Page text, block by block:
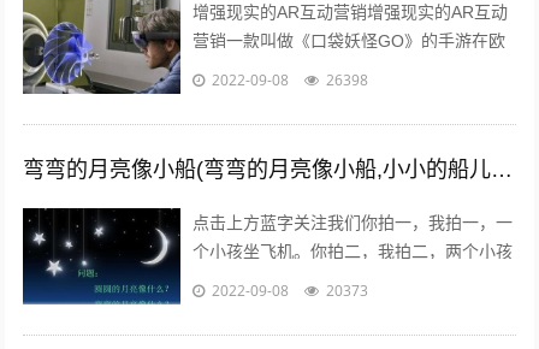
增强现实的AR互动营销增强现实的AR互动
营销一款叫做《口袋妖怪GO》的手游在欧
美火了，在还未上线的中国，
经...
2022-09-08 26398
弯弯的月亮像小船(弯弯的月亮像小船,小小的船儿两头尖)
点击上方蓝字关注我们你拍一，我拍一，一
个小孩坐飞机。你拍二，我拍二，两个小孩
丢手绢。你拍三，我拍三，三个小孩来搬
你...
2022-09-08 20373